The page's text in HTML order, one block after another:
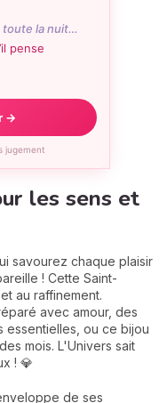
toute la nuit…
pense
→
jugement
les sens et
savourez chaque plaisir
! Cette Saint-
au raffinement.
avec amour, des
essentielles, ou ce bijou
mois. L'Univers sait
! 💎
de ses